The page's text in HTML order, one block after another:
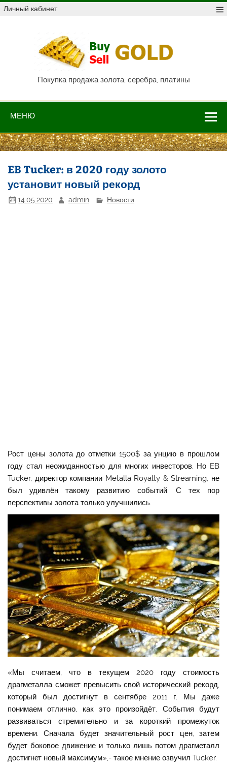
Skip
toЛичный кабинет
Покупка продажа золота, серебра, платины
МЕНЮ
EB Tucker: в 2020 году золото
установит новый рекорд
14.05.2020 admin Новости
Рост цены золота до отметки 1500$ за унцию в прошлом
году стал неожиданностью для многих инвесторов. Но EB
Tucker, директор компании Metalla Royalty & Streaming, не
был удивлён такому развитию событий. С тех пор
перспективы золота только улучшились.
«Мы считаем, что в текущем 2020 году стоимость
драгметалла сможет превысить свой исторический рекорд,
который был достигнут в сентябре 2011 г. Мы даже
понимаем отлично, как это произойдёт. События будут
развиваться стремительно и за короткий промежуток
времени. Сначала будет значительный рост цен, затем
будет боковое движение и только лишь потом драгметалл
достигнет новый максимум»,- такое мнение озвучил Tucker.